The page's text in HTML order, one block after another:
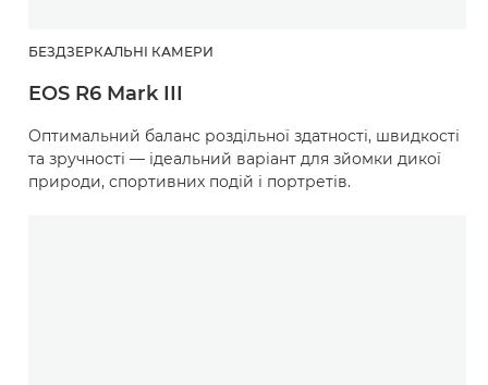
БЕЗДЗЕРКАЛЬНІ КАМЕРИ
EOS R6 Mark III
Оптимальний баланс роздільної здатності, швидкості
та зручності — ідеальний варіант для зйомки дикої
природи, спортивних подій і портретів.